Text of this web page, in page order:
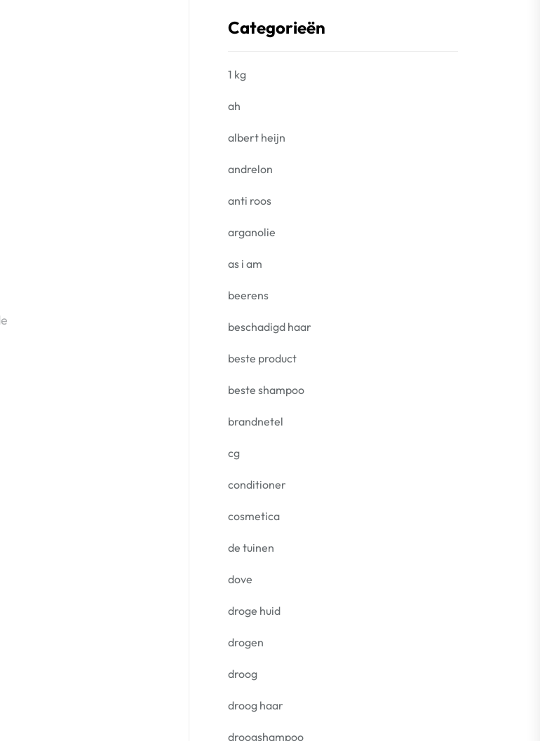
Categorieën
1 kg
ah
albert heijn
andrelon
anti roos
arganolie
as i am
beerens
beschadigd haar
beste product
beste shampoo
brandnetel
cg
conditioner
cosmetica
de tuinen
dove
droge huid
drogen
droog
droog haar
droogshampoo